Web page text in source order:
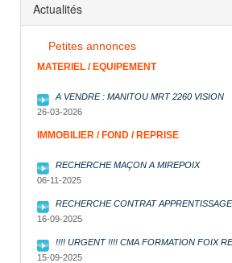
Actualités
Petites annonces
MATERIEL / EQUIPEMENT
A VENDRE : MANITOU MRT 2260 VISION
26-03-2026
IMMOBILIER / FOND / REPRISE
RECHERCHE MAÇON A MIREPOIX
06-11-2025
RECHERCHE CONTRAT
16-09-2025
!!!! URGENT !!!! CMA FORMATION FOIX
15-09-2025